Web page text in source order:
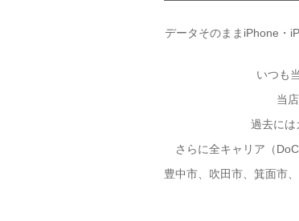
データそのままiPhone・
いつも
当
過去には
さらに全キャリア（
豊中市、吹田市、箕面市